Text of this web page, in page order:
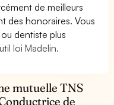
de meilleurs
des honoraires. Vous
dentiste plus
loi Madelin.
mutuelle TNS
de